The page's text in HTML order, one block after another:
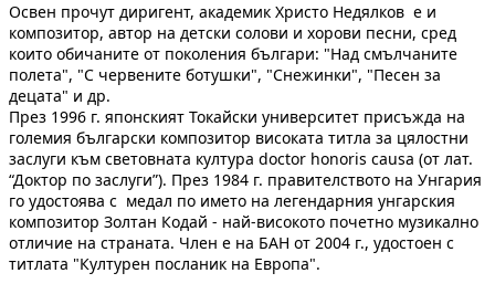
Освен прочут диригент, академик Христо Недялков е и
композитор, автор на детски солови и хорови песни, сред
които обичаните от поколения българи: "Над смълчаните
полета", "С червените ботушки", "Снежинки", "Песен за
децата" и др.
През 1996 г. японският Токайски университет присъжда на
големия български композитор високата титла за цялостни
заслуги към световната култура doctor honoris causa (от лат.
“Доктор по заслуги”). През 1984 г. правителството на Унгария
го удостоява с медал по името на легендарния унгарския
композитор Золтан Кодай - най-високото почетно музикално
отличие на страната. Член е на БАН от 2004 г., удостоен с
титлата "Културен посланик на Европа".